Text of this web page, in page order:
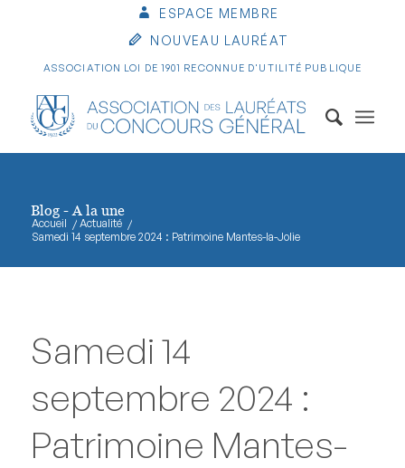
ESPACE MEMBRE
NOUVEAU LAURÉAT
ASSOCIATION LOI DE 1901 RECONNUE D'UTILITÉ PUBLIQUE
Blog - A la une
Accueil / Actualité /
Samedi 14 septembre 2024 : Patrimoine Mantes-la-Jolie
Samedi 14
septembre 2024 :
Patrimoine Mantes-